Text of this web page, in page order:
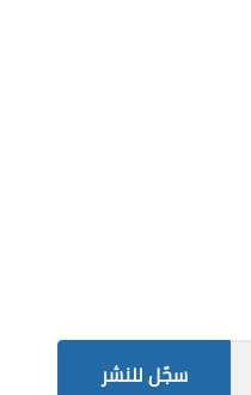
سجّل للنشر